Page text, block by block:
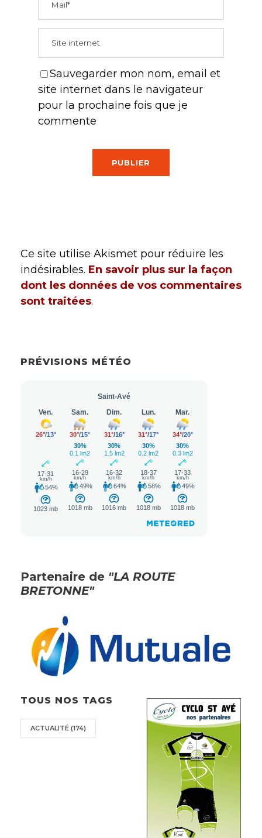
Sauvegarder mon nom, email et
site internet dans le navigateur
pour la prochaine fois que je
commente
Ce site utilise Akismet pour réduire les
indésirables. En savoir plus sur la façon
dont les données de vos commentaires
sont traitées.
PRÉVISIONS MÉTÉO
Partenaire de "LA ROUTE
BRETONNE"
TOUS NOS TAGS
ACTUALITÉ (174)